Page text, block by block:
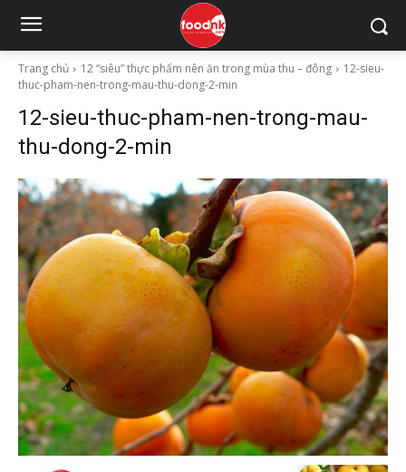
Trang chủ 12 “siêu” thực phẩm nên ăn trong mùa thu – đông
12-sieu-
thuc-pham-nen-trong-mau-thu-dong-2-min
12-sieu-thuc-pham-nen-trong-mau-
thu-dong-2-min